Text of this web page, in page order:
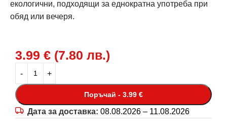
екологични, подходящи за еднократна употреба при
обяд или вечеря.
3.99 € (7.80 лв.)
Поръчай - 3.99 €
Дата за доставка: 08.08.2026 – 11.08.2026